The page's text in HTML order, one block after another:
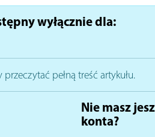
wyłącznie dla:
pełną treść artykułu.
Nie masz
konta?